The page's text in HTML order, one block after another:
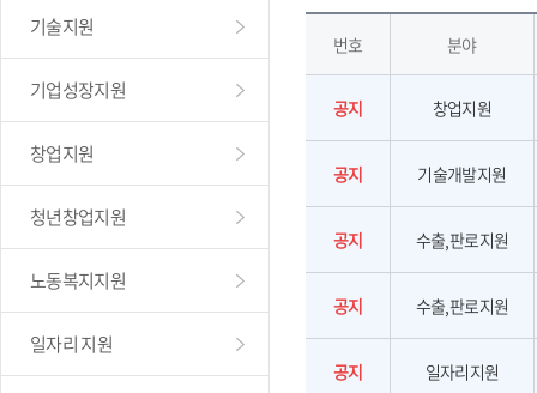
기술지원
기업성장지원
창업지원
청년창업지원
노동복지지원
일자리 지원
번호 분야
공지 창업지원
공지 기술개발지원
공지 수출,판로지원
공지 수출,판로지원
공지 일자리지원